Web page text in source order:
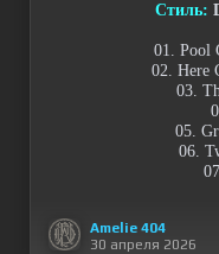
Стиль:
01. Pool
02. Here
03.
05.
06.
Amelie 404
30 апреля 2026